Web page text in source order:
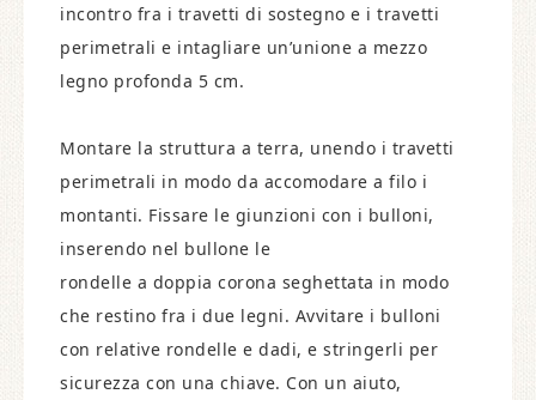
incontro fra i travetti di sostegno e i travetti
perimetrali e intagliare un’unione a mezzo
legno profonda 5 cm.
Montare la struttura a terra, unendo i travetti
perimetrali in modo da accomodare a filo i
montanti. Fissare le giunzioni con i bulloni,
inserendo nel bullone le
rondelle a doppia corona seghettata in modo
che restino fra i due legni. Avvitare i bulloni
con relative rondelle e dadi, e stringerli per
sicurezza con una chiave. Con un aiuto,